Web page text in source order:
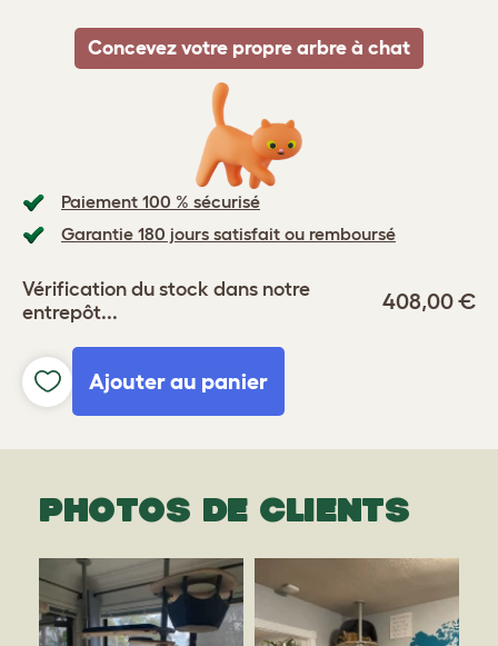
Paiement 100 % sécurisé
Garantie 180 jours satisfait ou remboursé
Vérification du stock dans notre
entrepôt...
408,00 €
Ajouter au panier
Concevez votre propre arbre à chat
PHOTOS DE CLIENTS